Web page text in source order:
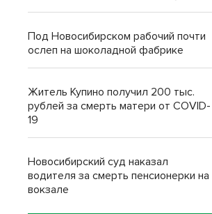
Под Новосибирском рабочий почти
ослеп на шоколадной фабрике
Житель Купино получил 200 тыс.
рублей за смерть матери от COVID-
19
Новосибирский суд наказал
водителя за смерть пенсионерки на
вокзале